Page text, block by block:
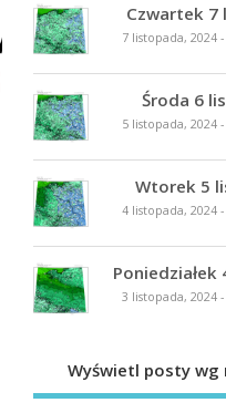
Czwartek 7
7 listopada, 2024-
Środa 6
5 listopada, 2024-
Wtorek 5
4 listopada, 2024-
3 listopada, 2024-
Wyświetl posty wg